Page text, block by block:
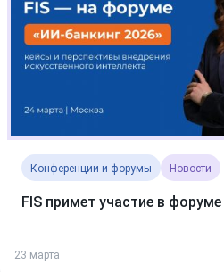
Конференции и форумы Новости
FIS примет участие в форуме
23 марта